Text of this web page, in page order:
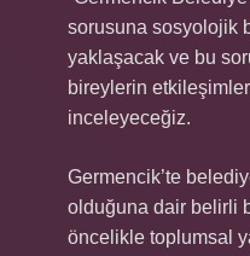
sorusuna sosyolojik
yaklaşacak ve bu
bireylerin
inceleyeceğiz.
Germencik’te
olduğuna dair belirli
öncelikle toplumsal